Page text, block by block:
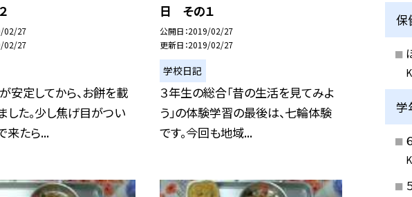
02/27
02/27
安定してから、お餅を載
した。少し焦げ目がつい
来たら...
日 その１
公開日 2019/02/27
更新日 2019/02/27
学校日記
３年生の総合「昔の生活を見てみよ
う」の体験学習の最後は、七輪体験
です。今回も地域...
保
学